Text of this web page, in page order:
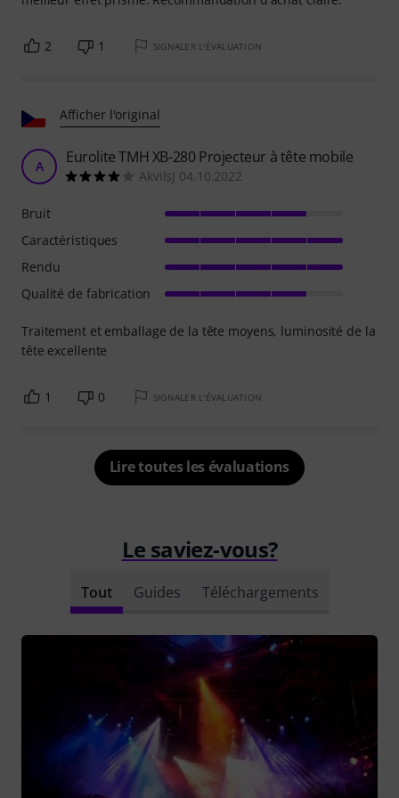
2 1 SIGNALER L'ÉVALUATION
Afficher l'original
A Eurolite TMH XB-280 Projecteur à tête mobile
AkvilsJ 04.10.2022
Traitement et emballage de la tête moyens, luminosité de la
tête excellente
Bruit
Caractéristiques
Rendu
Qualité de fabrication
1 0 SIGNALER L'ÉVALUATION
Lire toutes les évaluations
Le saviez-vous?
Tout Guides Téléchargements